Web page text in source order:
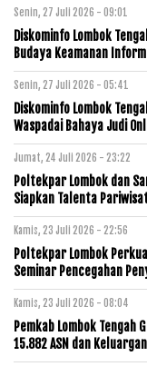
Senin, 27 Juli 2026 - 09:01
Diskominfo Lombok
Budaya Keamanan
Senin, 27 Juli 2026 - 05:41
Diskominfo Lombok
Waspadai Bahaya Judi
Jumat, 24 Juli 2026 - 23:22
Poltekpar Lombok dan
Siapkan Talenta
Kamis, 23 Juli 2026 - 22:56
Poltekpar Lombok
Seminar Pencegahan
Kamis, 23 Juli 2026 - 08:04
Pemkab Lombok Tengah
15.882 ASN dan